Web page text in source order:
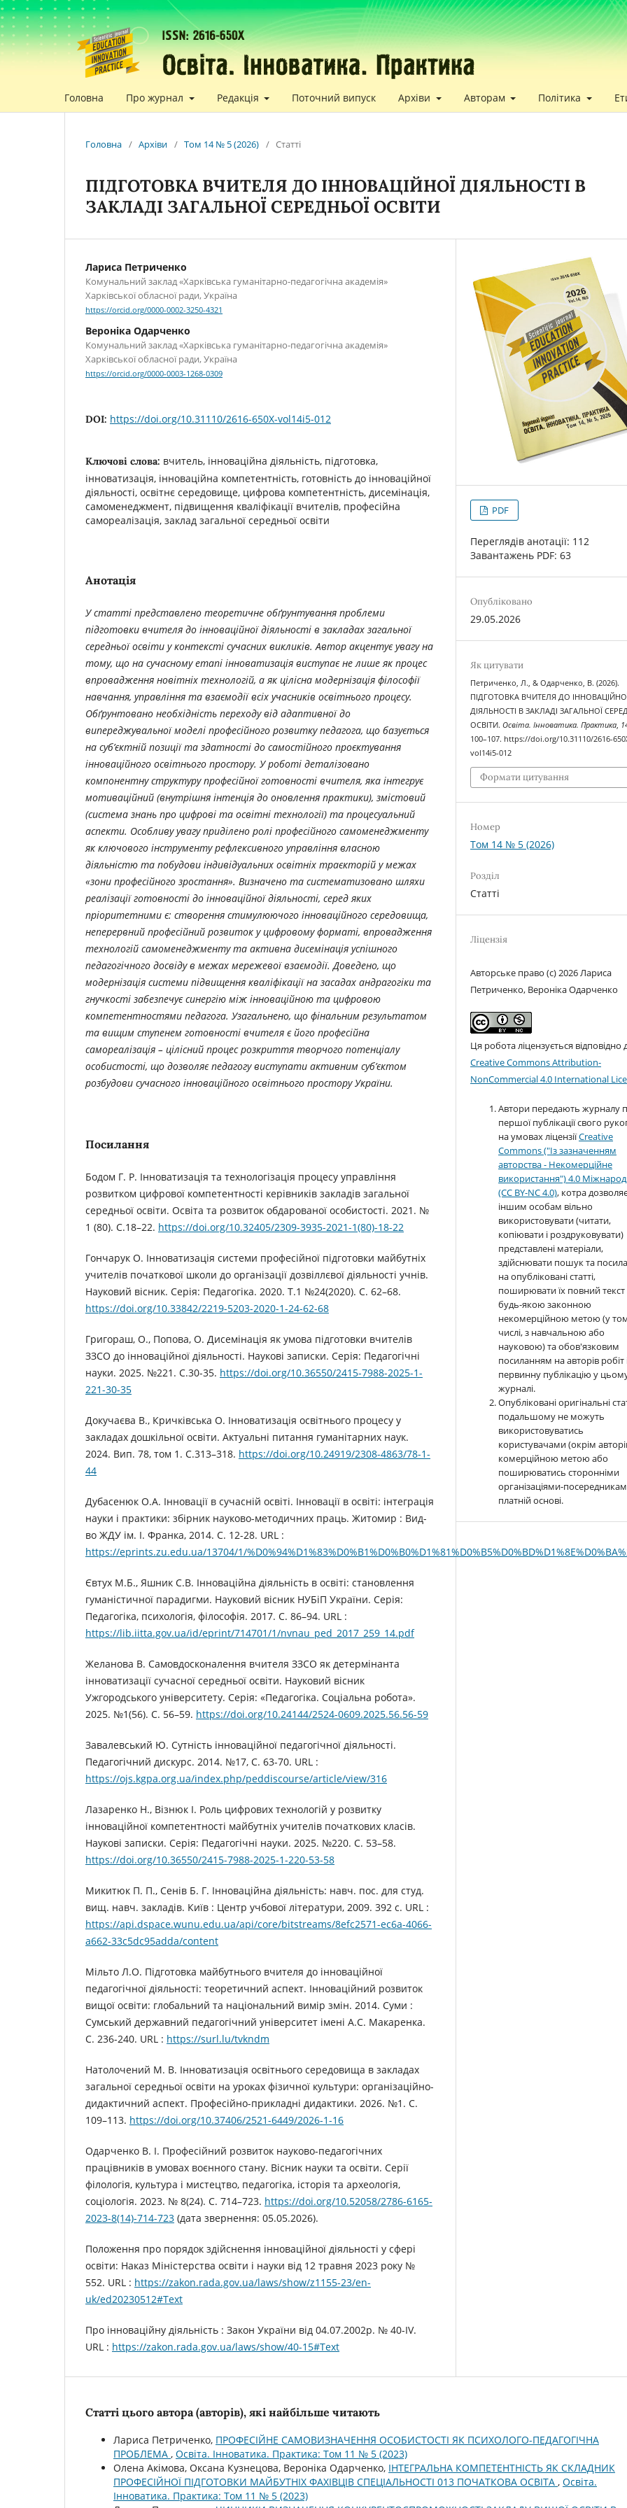
Головна Про журнал Редакція Поточний випуск Архіви Авторам Політика
Головна / Архіви / Том 14 № 5 (2026) / Статті
ПІДГОТОВКА ВЧИТЕЛЯ ДО ІННОВАЦІЙНОЇ ДІЯЛЬНОСТІ В
ЗАКЛАДІ ЗАГАЛЬНОЇ СЕРЕДНЬОЇ ОСВІТИ
Лариса Петриченко
Комунальний заклад «Харківська гуманітарно-педагогічна академія»
Харківської обласної ради, Україна
https://orcid.org/0000-0002-3250-4321
Вероніка Одарченко
Комунальний заклад «Харківська гуманітарно-педагогічна академія»
Харківської обласної ради, Україна
https://orcid.org/0000-0003-1268-0309
DOI: https://doi.org/10.31110/2616-650X-vol14i5-012
Ключові слова: вчитель, інноваційна діяльність, підготовка,
інноватизація, інноваційна компетентність, готовність до інноваційної
діяльності, освітнє середовище, цифрова компетентність, дисемінація,
самоменеджмент, підвищення кваліфікації вчителів, професійна
самореалізація, заклад загальної середньої освіти
Анотація
У статті представлено теоретичне обґрунтування проблеми
підготовки вчителя до інноваційної діяльності в закладах загальної
середньої освіти у контексті сучасних викликів. Автор акцентує увагу на
тому, що на сучасному етапі інноватизація виступає не лише як процес
впровадження новітніх технологій, а як цілісна модернізація філософії
навчання, управління та взаємодії всіх учасників освітнього процесу.
Обґрунтовано необхідність переходу від адаптивної до
випереджувальної моделі професійного розвитку педагога, що базується
на суб’єктній позиції та здатності до самостійного проєктування
інноваційного освітнього простору. У роботі деталізовано
компонентну структуру професійної готовності вчителя, яка інтегрує
мотиваційний (внутрішня інтенція до оновлення практики), змістовий
(система знань про цифрові та освітні технології) та процесуальний
аспекти. Особливу увагу приділено ролі професійного самоменеджменту
як ключового інструменту рефлексивного управління власною
діяльністю та побудови індивідуальних освітніх траєкторій у межах
«зони професійного зростання». Визначено та систематизовано шляхи
реалізації готовності до інноваційної діяльності, серед яких
пріоритетними є: створення стимулюючого інноваційного середовища,
неперервний професійний розвиток у цифровому форматі, впровадження
технологій самоменеджменту та активна дисемінація успішного
педагогічного досвіду в межах мережевої взаємодії. Доведено, що
модернізація системи підвищення кваліфікації на засадах андрагогіки та
гнучкості забезпечує синергію між інноваційною та цифровою
компетентностями педагога. Узагальнено, що фінальним результатом
та вищим ступенем готовності вчителя є його професійна
самореалізація – цілісний процес розкриття творчого потенціалу
особистості, що дозволяє педагогу виступати активним суб’єктом
розбудови сучасного інноваційного освітнього простору України.
Посилання
Бодом Г. Р. Інноватизація та технологізація процесу управління
розвитком цифрової компетентності керівників закладів загальної
середньої освіти. Освіта та розвиток обдарованої особистості. 2021. №
1 (80). С.18–22. https://doi.org/10.32405/2309-3935-2021-1(80)-18-22
Гончарук О. Інноватизація системи професійної підготовки майбутніх
учителів початкової школи до організації дозвіллєвої діяльності учнів.
Науковий вісник. Серія: Педагогіка. 2020. Т.1 №24(2020). С. 62–68.
https://doi.org/10.33842/2219-5203-2020-1-24-62-68
Григораш, О., Попова, О. Дисемінація як умова підготовки вчителів
ЗЗСО до інноваційної діяльності. Наукові записки. Серія: Педагогічні
науки. 2025. №221. С.30-35. https://doi.org/10.36550/2415-7988-2025-1-
221-30-35
Докучаєва В., Кричківська О. Інноватизація освітнього процесу у
закладах дошкільної освіти. Актуальнi питання гуманiтарних наук.
2024. Вип. 78, том 1. С.313–318. https://doi.org/10.24919/2308-4863/78-1-
44
Дубасенюк О.А. Інновації в сучасній освіті. Інновації в освіті: інтеграція
науки і практики: збірник науково-методичних праць. Житомир : Вид-
во ЖДУ ім. І. Франка, 2014. С. 12-28. URL :
https://eprints.zu.edu.ua/13704/1/
Євтух М.Б., Яшник С.В. Інноваційна діяльність в освіті: становлення
гуманістичної парадигми. Науковий вісник НУБіП України. Серія:
Педагогіка, психологія, філософія. 2017. С. 86–94. URL :
https://lib.iitta.gov.ua/id/eprint/714701/1/nvnau_ped_2017_259_14.pdf
Желанова В. Самовдосконалення вчителя ЗЗСО як детермінанта
інноватизації сучасної середньої освіти. Науковий вісник
Ужгородського університету. Серія: «Педагогіка. Соціальна робота».
2025. №1(56). С. 56–59. https://doi.org/10.24144/2524-0609.2025.56.56-59
Завалевський Ю. Сутність інноваційної педагогічної діяльності.
Педагогічний дискурс. 2014. №17, С. 63-70. URL :
https://ojs.kgpa.org.ua/index.php/peddiscourse/article/view/316
Лазаренко Н., Візнюк І. Роль цифрових технологій у розвитку
інноваційної компетентності майбутніх учителів початкових класів.
Наукові записки. Серія: Педагогічні науки. 2025. №220. С. 53–58.
https://doi.org/10.36550/2415-7988-2025-1-220-53-58
Микитюк П. П., Сенів Б. Г. Інноваційна діяльність: навч. пос. для студ.
вищ. навч. закладів. Київ : Центр учбової літератури, 2009. 392 с. URL :
https://api.dspace.wunu.edu.ua/api/core/bitstreams/8efc2571-ec6a-4066-
a662-33c5dc95adda/content
Мільто Л.О. Підготовка майбутнього вчителя до інноваційної
педагогічної діяльності: теоретичний аспект. Інноваційний розвиток
вищої освіти: глобальний та національний вимір змін. 2014. Суми :
Сумський державний педагогічний університет імені А.С. Макаренка.
С. 236-240. URL : https://surl.lu/tvkndm
Натолочений М. В. Інноватизація освітнього середовища в закладах
загальної середньої освіти на уроках фізичної культури: організаційно-
дидактичний аспект. Професійно-прикладні дидактики. 2026. №1. С.
109–113. https://doi.org/10.37406/2521-6449/2026-1-16
Одарченко В. І. Професійний розвиток науково-педагогічних
працівників в умовах воєнного стану. Вісник науки та освіти. Серії
філологія, культура і мистецтво, педагогіка, історія та археологія,
соціологія. 2023. № 8(24). С. 714–723. https://doi.org/10.52058/2786-6165-
2023-8(14)-714-723 (дата звернення: 05.05.2026).
Положення про порядок здійснення інноваційної діяльності у сфері
освіти: Наказ Міністерства освіти і науки від 12 травня 2023 року №
552. URL : https://zakon.rada.gov.ua/laws/show/z1155-23/en-
uk/ed20230512#Text
Про інноваційну діяльність : Закон України від 04.07.2002р. № 40-IV.
URL : https://zakon.rada.gov.ua/laws/show/40-15#Text
PDF
Переглядів анотації: 112
Завантажень PDF: 63
Опубліковано
29.05.2026
Як цитувати
Петриченко, Л., & Одарченко, В. (2026).
ПІДГОТОВКА ВЧИТЕЛЯ ДО
ДІЯЛЬНОСТІ В ЗАКЛАДІ ЗАГАЛЬНОЇ
ОСВІТИ.Освіта. Інноватика. Практика
100–107. https://doi.org/10.31110/2616-
vol14i5-012
Формати цитування
Номер
Том 14 № 5 (2026)
Розділ
Статті
Ліцензія
Авторське право (c) 2026 Лариса
Петриченко, Вероніка Одарченко
Ця робота ліцензується відповідно
Creative Commons Attribution-
NonCommercial 4.0 International
Автори передають журналу
першої публікації свого
на умовах ліцензіїCreative
Commons ("Із зазначенням
авторства - Некомерційне
використання") 4.0
(CC BY-NC 4.0), котра дозволяє
іншим особам вільно
використовувати (читати,
копіювати і роздруковувати)
представлені матеріали,
здійснювати пошук та
на опубліковані статті,
поширювати їх повний текст
будь-якою законною
некомерційною метою (у
числі, з навчальною або
науковою) та обов'язковим
посиланням на авторів робіт
первинну публікацію у
журналі.
Опубліковані оригінальні
подальшому не можуть
використовуватись
користувачами (окрім
комерційною метою або
поширюватись сторонніми
організаціями-
платній основі.
Статті цього автора (авторів), які найбільше читають
Лариса Петриченко, ПРОФЕСІЙНЕ САМОВИЗНАЧЕННЯ ОСОБИСТОСТІ ЯК ПСИХОЛОГО-ПЕДАГОГІЧНА
ПРОБЛЕМА , Освіта. Інноватика. Практика: Том 11 № 5 (2023)
Олена Акімова, Оксана Кузнецова, Вероніка Одарченко, ІНТЕГРАЛЬНА КОМПЕТЕНТНІСТЬ ЯК СКЛАДНИК
ПРОФЕСІЙНОЇ ПІДГОТОВКИ МАЙБУТНІХ ФАХІВЦІВ СПЕЦІАЛЬНОСТІ 013 ПОЧАТКОВА ОСВІТА , Освіта.
Інноватика. Практика: Том 11 № 5 (2023)